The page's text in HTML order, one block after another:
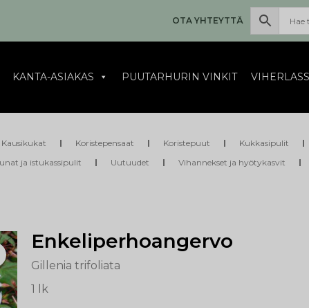
OTA YHTEYTTÄ
KANTA-ASIAKAS PUUTARHURIN VINKIT
Kausikukat Koristepensaat Koristepuut Kukkasipulit
ja istukassipulit Uutuudet Vihannekset ja hyötykasvit
Enkeliperhoangervo
Gillenia trifoliata
1 lk